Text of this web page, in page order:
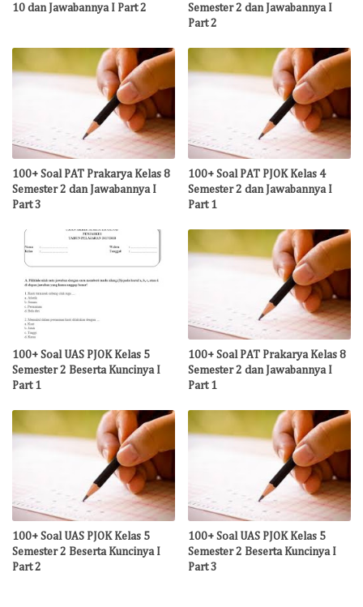
10 dan Jawabannya I Part 2
Semester 2 dan Jawabannya I
Part 2
100+ Soal PAT Prakarya Kelas 8
Semester 2 dan Jawabannya I
Part 3
100+ Soal PAT PJOK Kelas 4
Semester 2 dan Jawabannya I
Part 1
100+ Soal UAS PJOK Kelas 5
Semester 2 Beserta Kuncinya I
Part 1
100+ Soal PAT Prakarya Kelas 8
Semester 2 dan Jawabannya I
Part 1
100+ Soal UAS PJOK Kelas 5
Semester 2 Beserta Kuncinya I
Part 2
100+ Soal UAS PJOK Kelas 5
Semester 2 Beserta Kuncinya I
Part 3